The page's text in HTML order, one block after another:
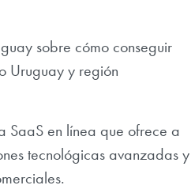
sobre cómo conseguir
Uruguay y región
SaaS en línea que ofrece a
tecnológicas avanzadas y